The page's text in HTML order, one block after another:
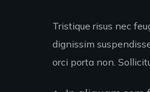
Tristique risus nec
dignissim
orci porta non.